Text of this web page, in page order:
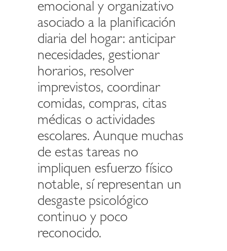
emocional y organizativo
asociado a la planificación
diaria del hogar: anticipar
necesidades, gestionar
horarios, resolver
imprevistos, coordinar
comidas, compras, citas
médicas o actividades
escolares. Aunque muchas
de estas tareas no
impliquen esfuerzo físico
notable, sí representan un
desgaste psicológico
continuo y poco
reconocido.